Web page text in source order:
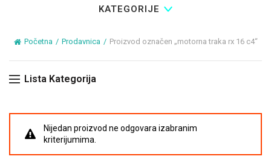
KATEGORIJE
Početna Prodavnica Proizvod označen „motorna traka rx 16 c4“
Lista Kategorija
Nijedan proizvod ne odgovara izabranim
kriterijumima.